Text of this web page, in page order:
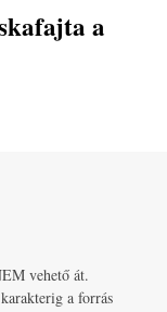
a
vehető át.
a forrás